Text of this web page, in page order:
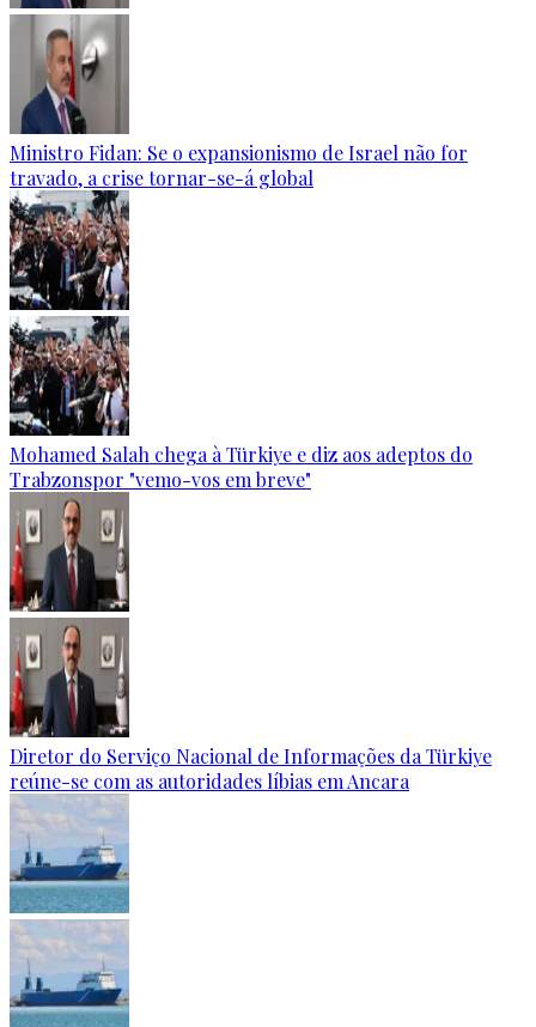
Ministro Fidan: Se o expansionismo de Israel não for
travado, a crise tornar-se-á global
Mohamed Salah chega à Türkiye e diz aos adeptos do
Trabzonspor "vemo-vos em breve"
Diretor do Serviço Nacional de Informações da Türkiye
reúne-se com as autoridades líbias em Ancara